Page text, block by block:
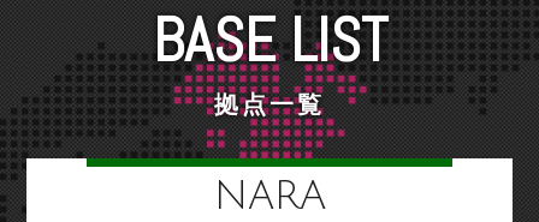
BASE LIST
拠点一覧
NARA